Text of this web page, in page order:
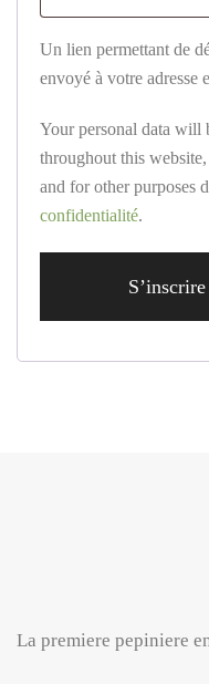
Un lien permettant de
envoyé à votre adresse
Your personal data will
throughout this
and for other purposes
confidentialité.
S’inscrire
La premiere pepiniere